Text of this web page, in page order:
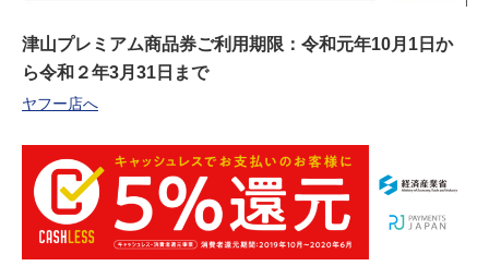
津山プレミアム商品券ご利用期限：令和元年10月1日か
ら令和２年3月31日まで
ヤフー店へ